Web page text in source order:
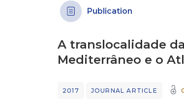
Publication
A translocalidade
Mediterrâneo e o
2017 JOURNAL ARTICLE